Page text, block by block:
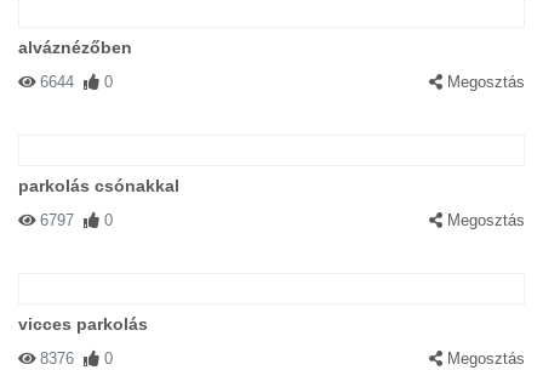
alváznézőben
6644 0 Megosztás
parkolás csónakkal
6797 0 Megosztás
vicces parkolás
8376 0 Megosztás